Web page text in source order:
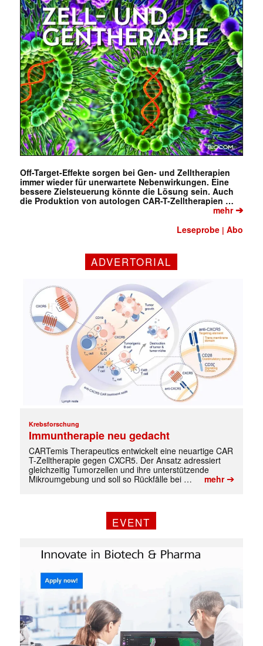
✕
Off-Target-Effekte sorgen bei Gen- und Zelltherapien
immer wieder für unerwartete Nebenwirkungen. Eine
bessere Zielsteuerung könnte die Lösung sein. Auch
die Produktion von autologen CAR-T-Zelltherapien …
mehr➔
Leseprobe |Abo
ADVERTORIAL
Krebsforschung
Immuntherapie neu gedacht
CARTemis Therapeutics entwickelt eine neuartige CAR
T-Zelltherapie gegen CXCR5. Der Ansatz adressiert
gleichzeitig Tumorzellen und ihre unterstützende
Mikroumgebung und soll so Rückfälle bei …
mehr➔
EVENT